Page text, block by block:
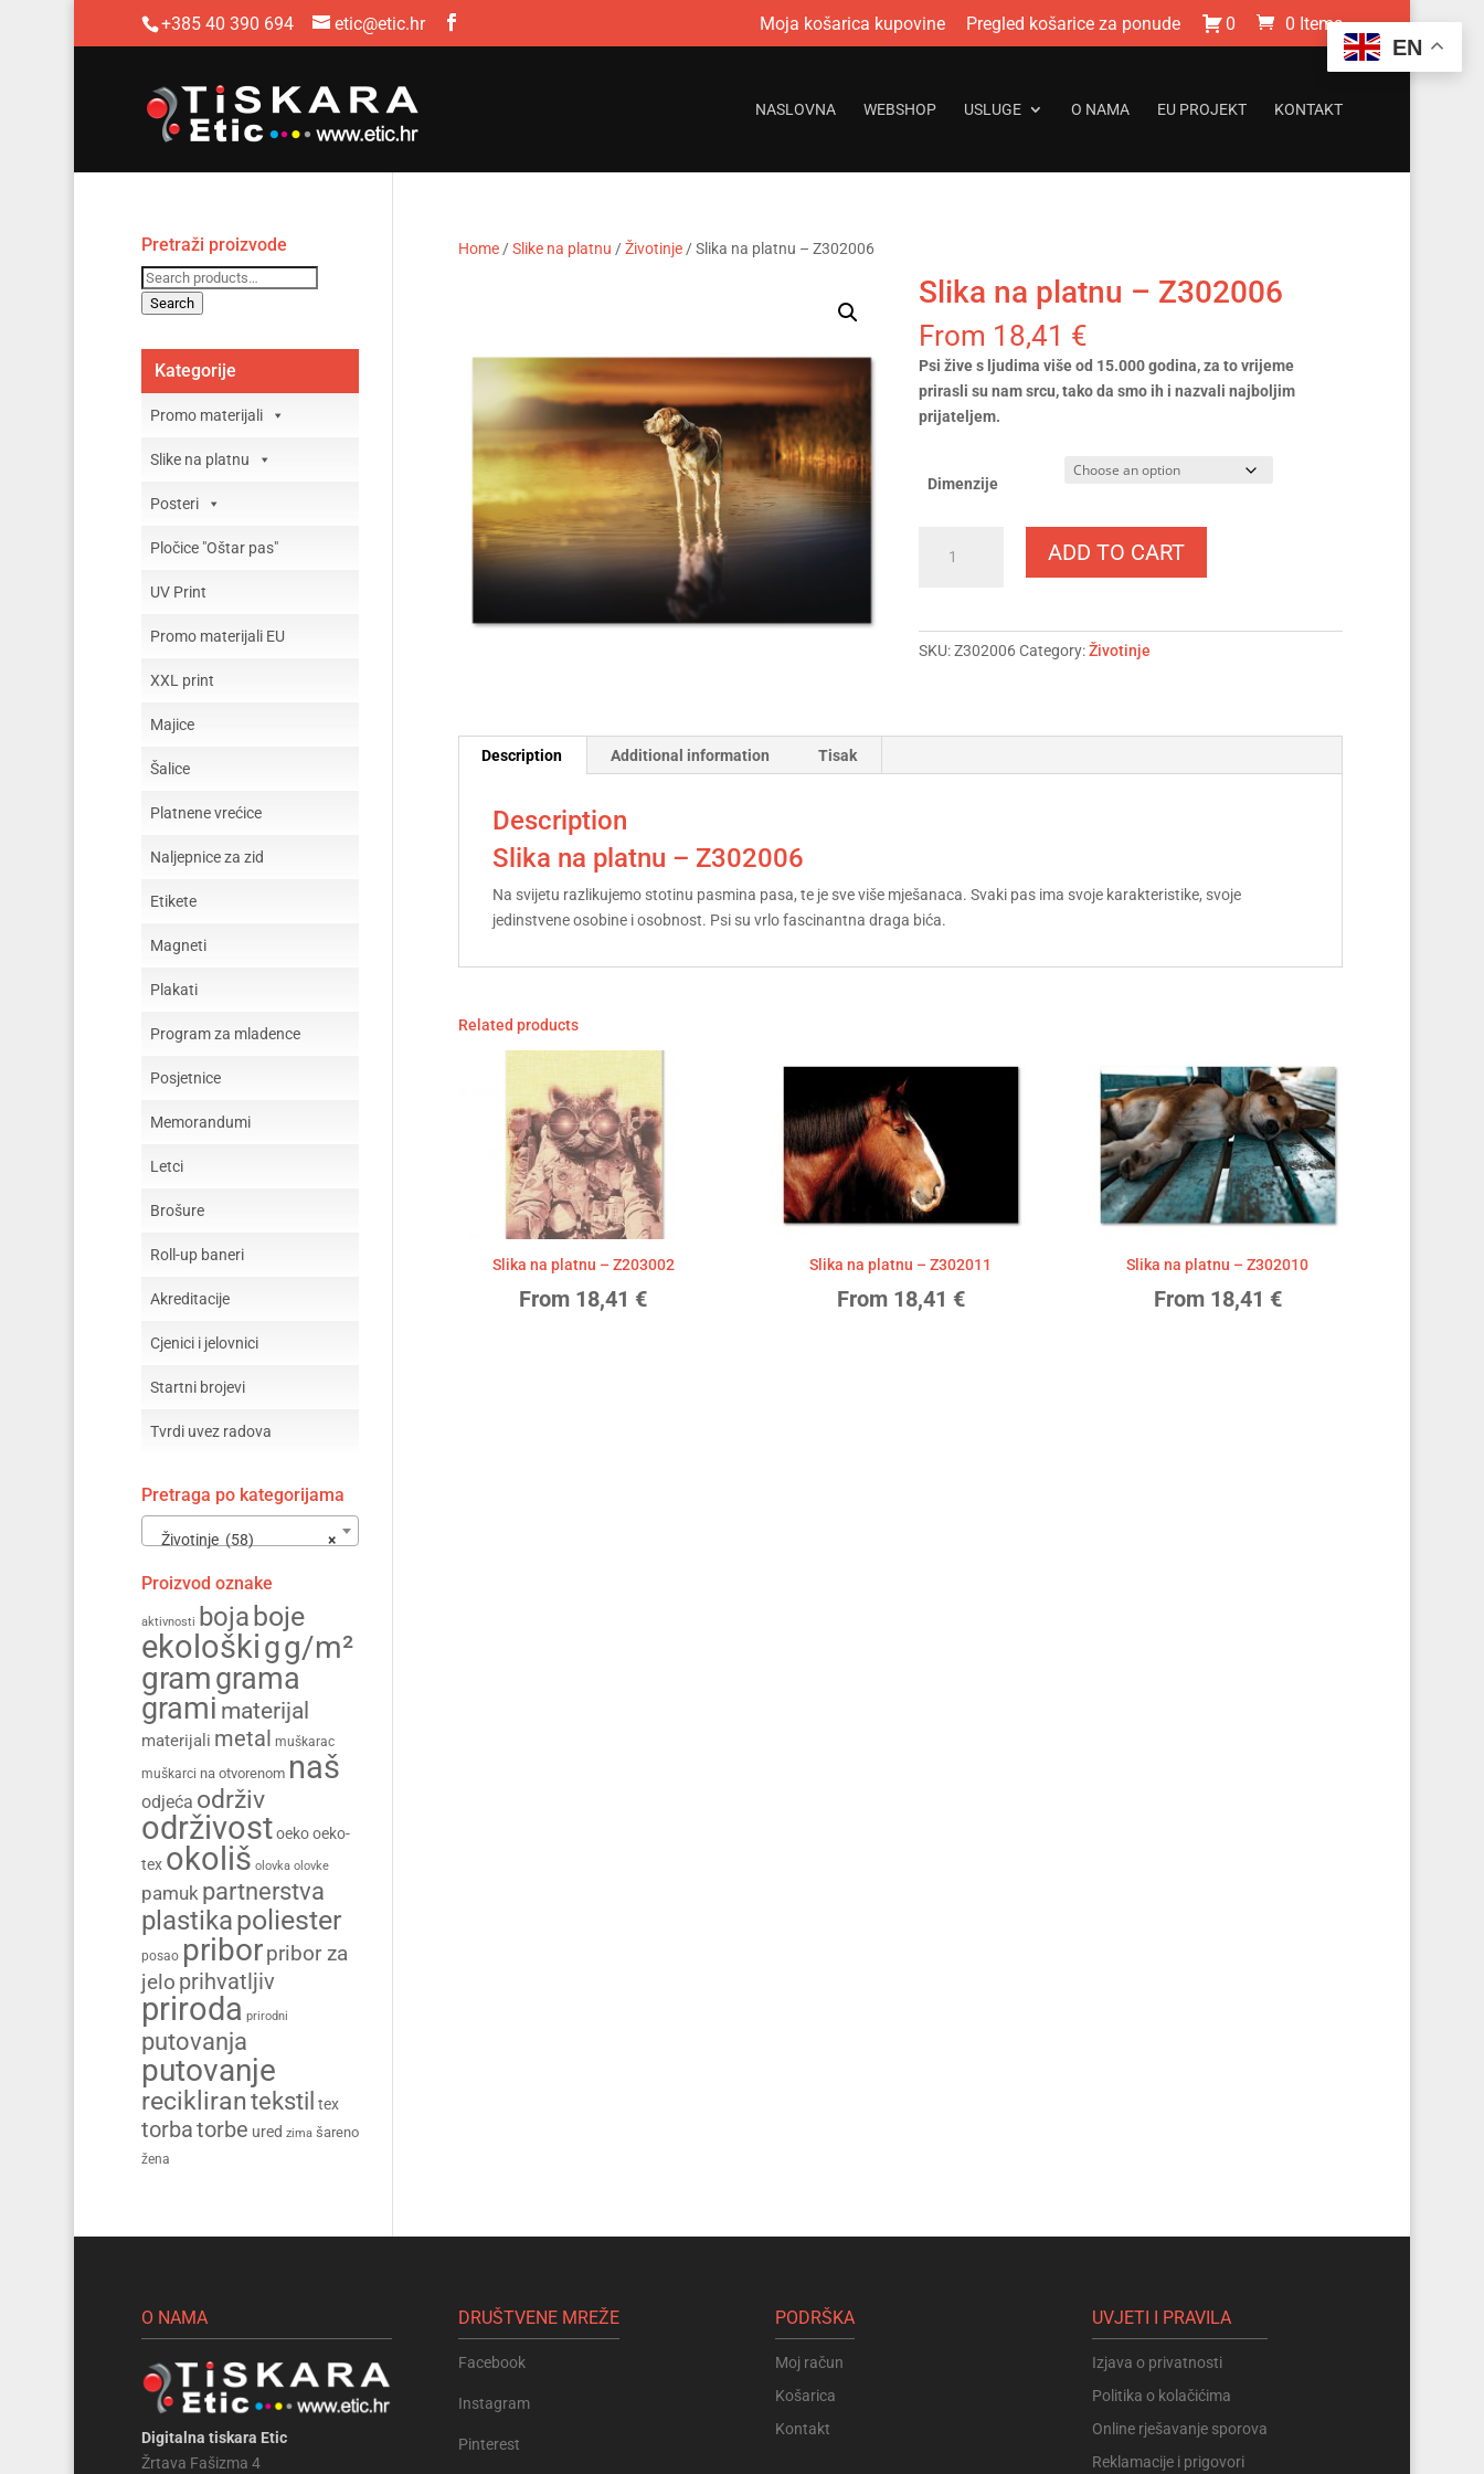
+385 40 390 694 etic@etic.hr Moja košarica kupovine Pregled košarice za ponude 0 0 Items
NASLOVNA WEBSHOP USLUGE O NAMA EU PROJEKT KONTAKT
Home/Slike na platnu /Životinje/ Slika na platnu – Z302006
Slika na platnu – Z302006
From 18,41 €
Psi žive s ljudima više od 15.000 godina, za to vrijeme
prirasli su nam srcu, tako da smo ih i nazvali najboljim
prijateljem.
Dimenzije
ADD TO CART
SKU:Z302006 Category:Životinje
Description Additional information Tisak
Description
Slika na platnu – Z302006
Na svijetu razlikujemo stotinu pasmina pasa, te je sve više mješanaca. Svaki pas ima svoje karakteristike, svoje
jedinstvene osobine i osobnost. Psi su vrlo fascinantna draga bića.
Related products
Slika na platnu – Z203002
From 18,41 €
Slika na platnu – Z302011
From 18,41 €
Slika na platnu – Z302010
From 18,41 €
Pretraži proizvode
Search
for:
Search
Kategorije
Promo materijali
Slike na platnu
Posteri
Pločice "Oštar pas"
UV Print
Promo materijali EU
XXL print
Majice
Šalice
Platnene vrećice
Naljepnice za zid
Etikete
Magneti
Plakati
Program za mladence
Posjetnice
Memorandumi
Letci
Brošure
Roll-up baneri
Akreditacije
Cjenici i jelovnici
Startni brojevi
Tvrdi uvez radova
Pretraga po kategorijama
×
Životinje (58)
Proizvod oznake
aktivnosti boja boje
ekološkigg/m²
gramgrama
grami materijal
materijali metal muškarac
muškarci na otvorenom naš
odjeća održiv
održivost oeko oeko-
tex okoliš olovka olovke
pamuk partnerstva
plastikapoliester
posao priborpribor za
jelo prihvatljiv
priroda prirodni
putovanja
putovanje
recikliran tekstil tex
torbatorbe ured zima šareno
žena
O NAMA
Digitalna tiskara Etic
Žrtava Fašizma 4
DRUŠTVENE MREŽE
Facebook
Instagram
Pinterest
PODRŠKA
Moj račun
Košarica
Kontakt
UVJETI I PRAVILA
Izjava o privatnosti
Politika o kolačićima
Online rješavanje sporova
Reklamacije i prigovori
EN